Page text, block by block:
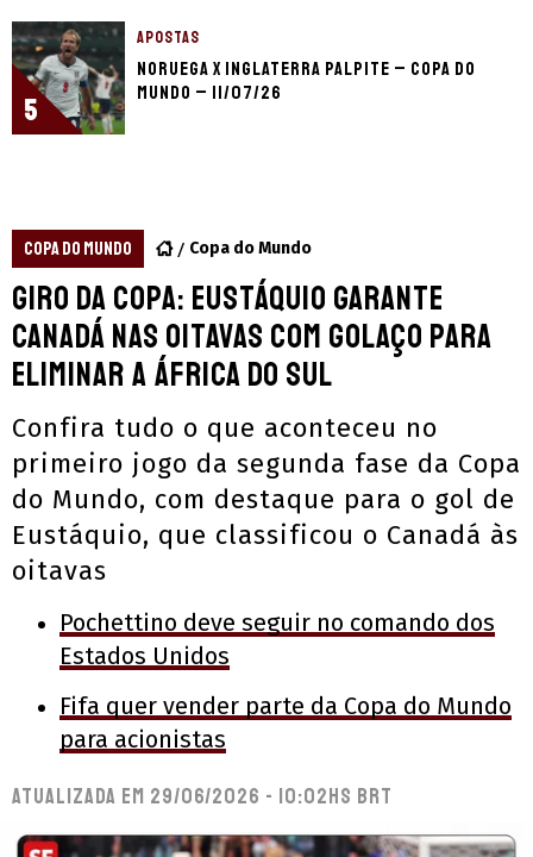
5
APOSTAS
Noruega x Inglaterra palpite – Copa do
Mundo – 11/07/26
COPA DO MUNDO Copa do Mundo
Giro da Copa: Eustáquio garante
Canadá nas oitavas com golaço para
eliminar a África do Sul
Confira tudo o que aconteceu no
primeiro jogo da segunda fase da Copa
do Mundo, com destaque para o gol de
Eustáquio, que classificou o Canadá às
oitavas
Pochettino deve seguir no comando dos
Estados Unidos
Fifa quer vender parte da Copa do Mundo
para acionistas
Atualizada em 29/06/2026 - 10:02hs BRT